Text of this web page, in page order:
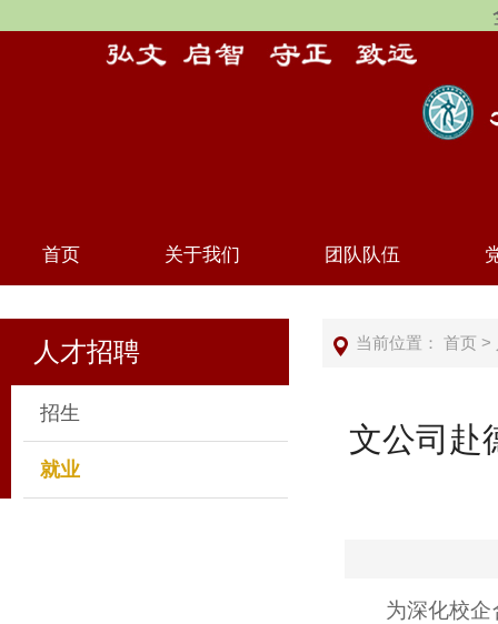
首页 关于我们 团队队伍
人才招聘
招生
就业
当前位置： 首页 >
文公司赴
为深化校